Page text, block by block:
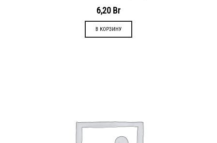
6,20 Br
В КОРЗИНУ